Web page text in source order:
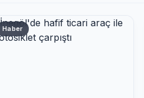
Haber